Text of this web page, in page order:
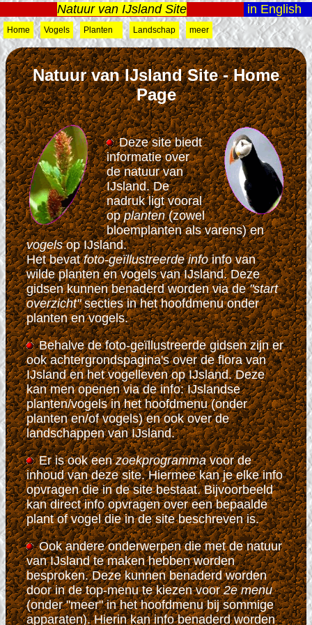
Natuur van IJsland Site - Home
Page
Deze site biedt
informatie over
de natuur van
IJsland. De
nadruk ligt vooral
opplanten(zowel
bloemplanten als varens)en
vogelsop IJsland.
Het bevatfoto-geïllustreerde infoinfo van
wilde planten en vogels van IJsland. Deze
gidsen kunnen benaderd worden via de"start
overzicht"secties in het hoofdmenu onder
planten en vogels.
Behalve de foto-geïllustreerde gidsen zijn er
ook achtergrondspagina's over de flora van
IJsland en het vogelleven op IJsland. Deze
kan men openen via de info: IJslandse
planten/vogels in het hoofdmenu (onder
planten en/of vogels) en ook over de
landschappen van IJsland.
Er is ook eenzoekprogrammavoor de
inhoud van deze site. Hiermee kan je elke info
opvragen die in de site bestaat. Bijvoorbeeld
kan direct info opvragen over een bepaalde
plant of vogel die in de site beschreven is.
Ook andere onderwerpen die met de natuur
van IJsland te maken hebben worden
besproken. Deze kunnen benaderd worden
door in de top-menu te kiezen voor2e menu
(onder "meer" in het hoofdmenu bij sommige
apparaten). Hierin kan info benaderd worden
Natuur van IJsland Site in English
Home Vogels Planten Landschap meer